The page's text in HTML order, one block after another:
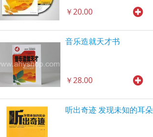
￥20.00
音乐造就天才书
￥28.00
听出奇迹 发现未知的耳朵